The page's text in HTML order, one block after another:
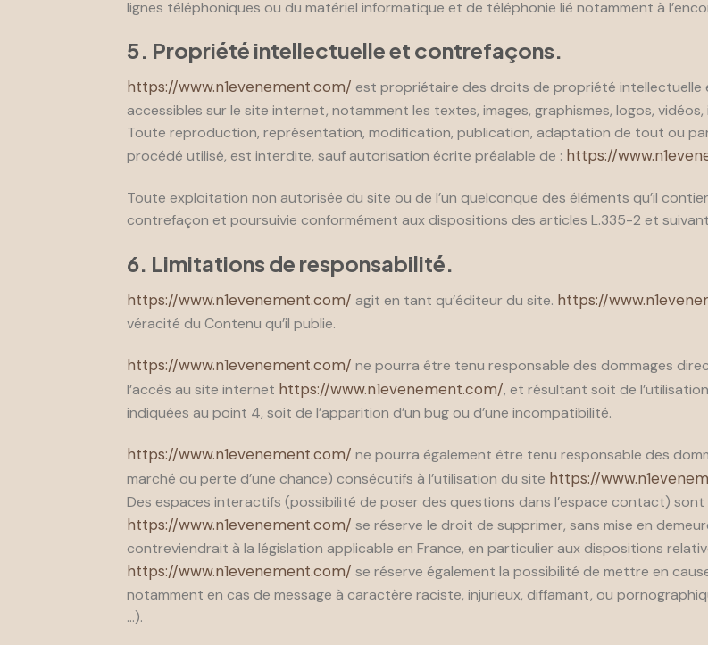
lignes téléphoniques ou du matériel informatique et de téléphonie lié notamment à
5. Propriété intellectuelle et contrefaçons.
https://www.n1evenement.com/ est propriétaire des droits de propriété intellectuelle
accessibles sur le site internet, notamment les textes, images, graphismes, logos,
Toute reproduction, représentation, modification, publication, adaptation de tout ou
procédé utilisé, est interdite, sauf autorisation écrite préalable de : https://
Toute exploitation non autorisée du site ou de l’un quelconque des éléments qu’il
contrefaçon et poursuivie conformément aux dispositions des articles L.335-2 et
6. Limitations de responsabilité.
https://www.n1evenement.com/ agit en tant qu’éditeur du site. https://
véracité du Contenu qu’il publie.
https://www.n1evenement.com/ ne pourra être tenu responsable des dommages
l’accès au site internet https://www.n1evenement.com/, et résultant soit de
indiquées au point 4, soit de l’apparition d’un bug ou d’une incompatibilité.
https://www.n1evenement.com/ ne pourra également être tenu responsable des
marché ou perte d’une chance) consécutifs à l’utilisation du site https://
Des espaces interactifs (possibilité de poser des questions dans l’espace contact)
https://www.n1evenement.com/ se réserve le droit de supprimer, sans mise en
contreviendrait à la législation applicable en France, en particulier aux dispositions
https://www.n1evenement.com/ se réserve également la possibilité de mettre en
notamment en cas de message à caractère raciste, injurieux, diffamant, ou
…).